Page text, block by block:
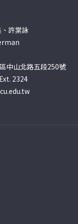
許棠詠
中山北路五段250號
2324